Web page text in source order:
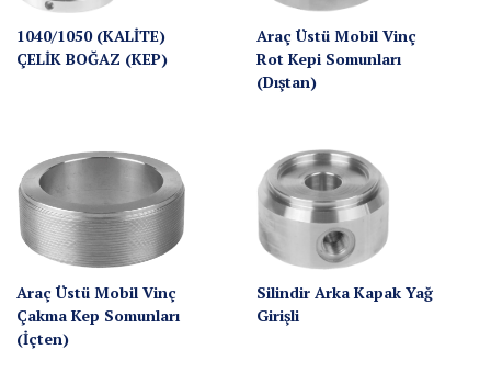
1040/1050 (KALİTE)
ÇELİK BOĞAZ (KEP)
Araç Üstü Mobil Vinç
Rot Kepi Somunları
(Dıştan)
Araç Üstü Mobil Vinç
Çakma Kep Somunları
(İçten)
Silindir Arka Kapak Yağ
Girişli